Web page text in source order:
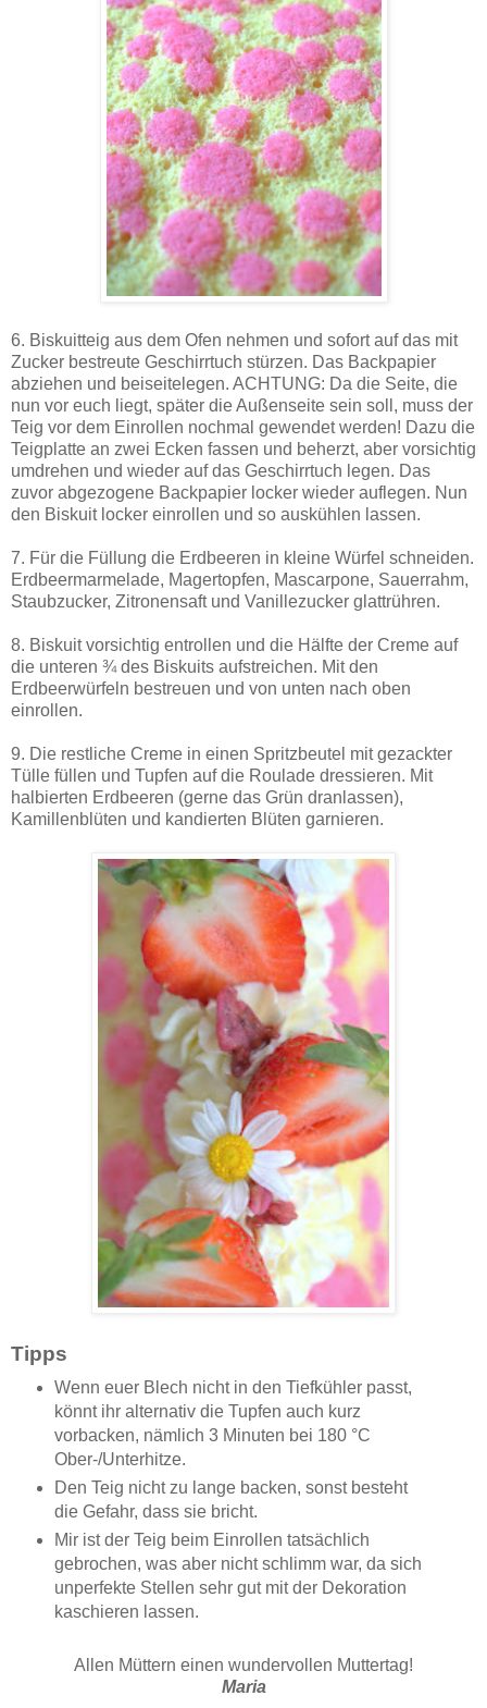
6. Biskuitteig aus dem Ofen nehmen und sofort auf das mit
Zucker bestreute Geschirrtuch stürzen. Das Backpapier
abziehen und beiseitelegen. ACHTUNG: Da die Seite, die
nun vor euch liegt, später die Außenseite sein soll, muss der
Teig vor dem Einrollen nochmal gewendet werden! Dazu die
Teigplatte an zwei Ecken fassen und beherzt, aber vorsichtig
umdrehen und wieder auf das Geschirrtuch legen. Das
zuvor abgezogene Backpapier locker wieder auflegen. Nun
den Biskuit locker einrollen und so auskühlen lassen.
7. Für die Füllung die Erdbeeren in kleine Würfel schneiden.
Erdbeermarmelade, Magertopfen, Mascarpone, Sauerrahm,
Staubzucker, Zitronensaft und Vanillezucker glattrühren.
8. Biskuit vorsichtig entrollen und die Hälfte der Creme auf
die unteren ¾ des Biskuits aufstreichen. Mit den
Erdbeerwürfeln bestreuen und von unten nach oben
einrollen.
9. Die restliche Creme in einen Spritzbeutel mit gezackter
Tülle füllen und Tupfen auf die Roulade dressieren. Mit
halbierten Erdbeeren (gerne das Grün dranlassen),
Kamillenblüten und kandierten Blüten garnieren.
Tipps
Wenn euer Blech nicht in den Tiefkühler passt,
könnt ihr alternativ die Tupfen auch kurz
vorbacken, nämlich 3 Minuten bei 180 °C
Ober-/Unterhitze.
Den Teig nicht zu lange backen, sonst besteht
die Gefahr, dass sie bricht.
Mir ist der Teig beim Einrollen tatsächlich
gebrochen, was aber nicht schlimm war, da sich
unperfekte Stellen sehr gut mit der Dekoration
kaschieren lassen.
Allen Müttern einen wundervollen Muttertag!
Maria